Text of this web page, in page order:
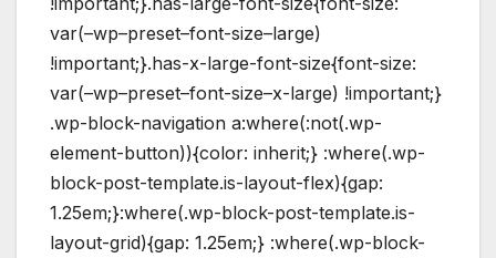
var(–wp–preset–font-size–large)
!important;}.has-x-large-font-size{font-size:
var(–wp–preset–font-size–x-large) !important;}
.wp-block-navigation a:where(:not(.wp-
element-button)){color: inherit;} :where(.wp-
block-post-template.is-layout-flex){gap:
1.25em;}:where(.wp-block-post-template.is-
layout-grid){gap: 1.25em;} :where(.wp-block-